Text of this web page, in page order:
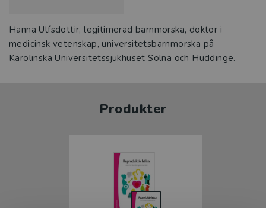
Hanna Ulfsdottir, legitimerad barnmorska, doktor i
medicinsk vetenskap, universitetsbarnmorska på
Karolinska Universitetssjukhuset Solna och Huddinge.
Produkter